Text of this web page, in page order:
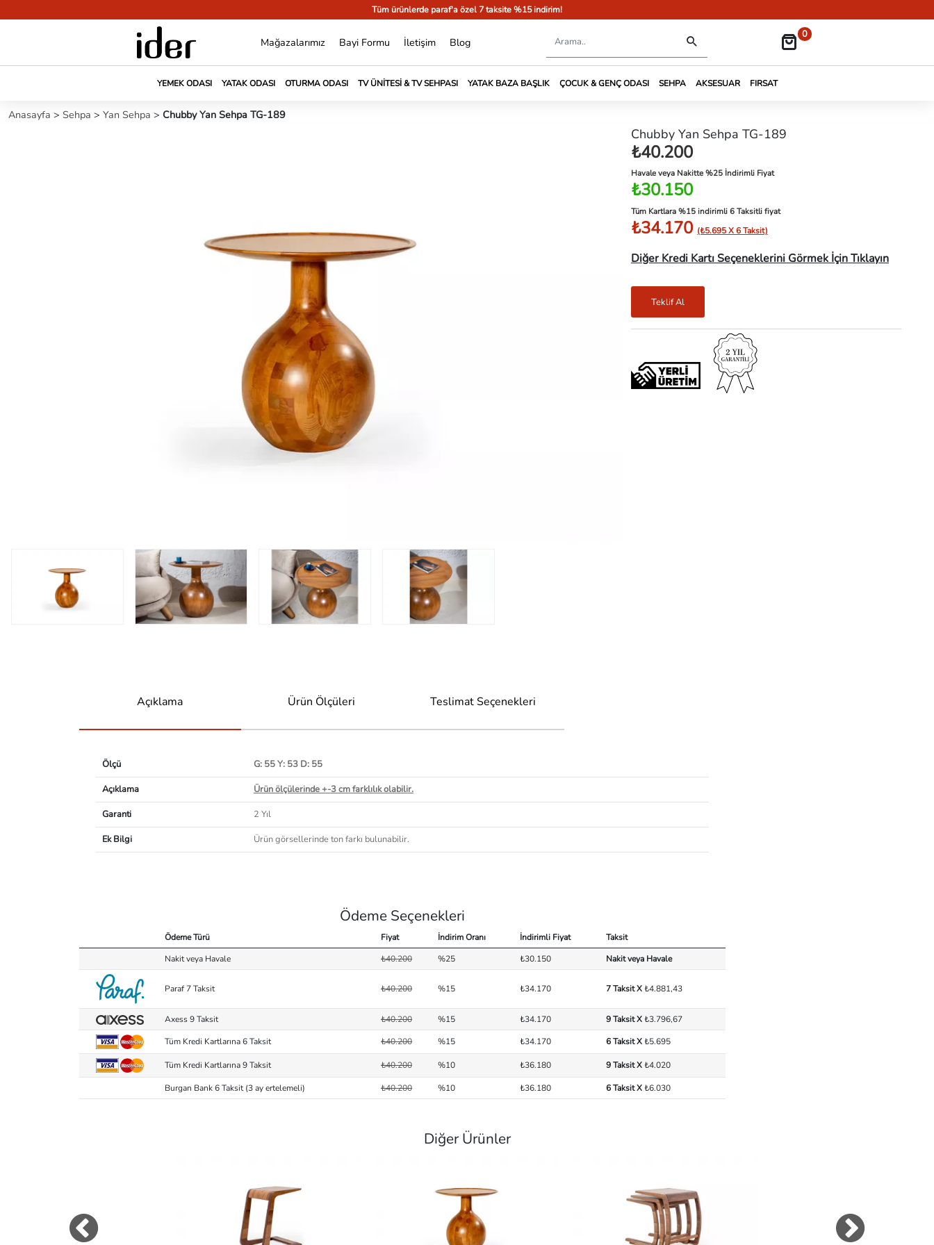
Tüm ürünlerde paraf'a özel 7 taksite %15 indirim!
Mağazalarımız Bayi Formu İletişim Blog
0
YEMEK ODASI YATAK ODASI OTURMA ODASI TV ÜNITESI & TV SEHPASI YATAK BAZA BAŞLIK ÇOCUK & GENÇ ODASI SEHPA AKSESUAR FIRSAT
Anasayfa > Sehpa > Yan Sehpa > Chubby Yan Sehpa TG-189
Chubby Yan Sehpa TG-189
₺40.200
Havale veya Nakitte %25 İndirimli Fiyat
₺30.150
Tüm Kartlara %15 indirimli 6 Taksitli fiyat
₺34.170 (₺5.695 X 6 Taksit)
Diğer Kredi Kartı Seçeneklerini Görmek İçin Tıklayın
Teklif Al
Açıklama Ürün Ölçüleri Teslimat Seçenekleri
Ölçü
G: 55 Y: 53 D: 55
Açıklama
Ürün ölçülerinde +-3 cm farklılık olabilir.
Garanti
2 Yıl
Ek Bilgi
Ürün görsellerinde ton farkı bulunabilir.
Ödeme Seçenekleri
Ödeme Türü Fiyat İndirim Oranı İndirimli Fiyat
Taksit
Nakit veya Havale
₺40.200 %25 ₺30.150 Nakit veya Havale
Paraf 7 Taksit ₺40.200 %15 ₺34.170 7 Taksit X₺4.881,43
Axess 9 Taksit ₺40.200 %15 ₺34.170 9 Taksit X₺3.796,67
Tüm Kredi Kartlarına 6 Taksit
₺40.200 %15 ₺34.170 6 Taksit X₺5.695
Tüm Kredi Kartlarına 9 Taksit ₺40.200 %10 ₺36.180 9 Taksit X₺4.020
Burgan Bank 6 Taksit (3 ay ertelemeli) ₺40.200 %10 ₺36.180 6 Taksit X₺6.030
Diğer Ürünler